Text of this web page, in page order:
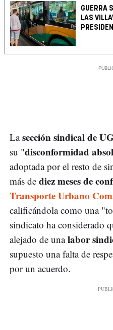
GUERRA
LAS
Lasección sindical de
su "disconformidad
adoptada por el resto de
más de diez meses de
Transporte Urbano
calificándola como una
sindicato ha considerado
alejado de unalabor
supuesto una falta de
por un acuerdo.